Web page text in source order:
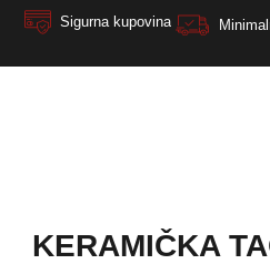
Sigurna kupovina
KERAMIČKA